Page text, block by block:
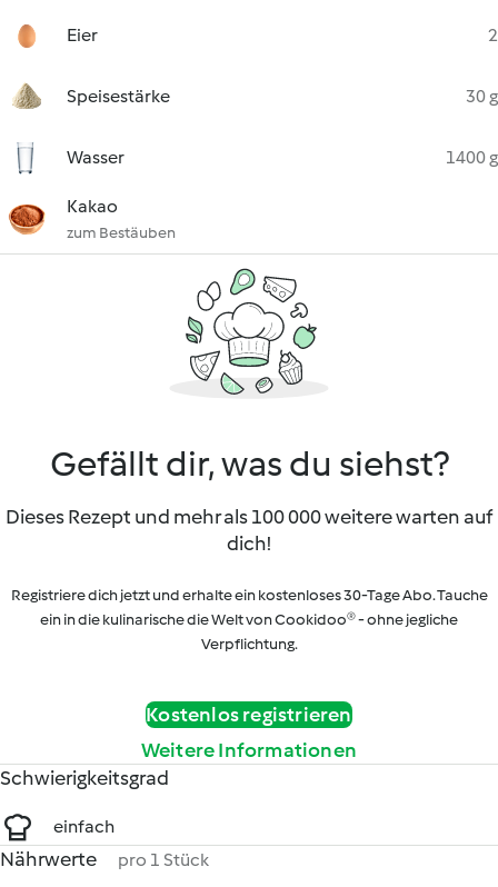
Eier 2
Speisestärke 30 g
Wasser 1400 g
Kakao
zum Bestäuben
Gefällt dir, was du siehst?
Dieses Rezept und mehr als 100 000 weitere warten auf
dich!
Registriere dich jetzt und erhalte ein kostenloses 30-Tage Abo. Tauche
ein in die kulinarische die Welt von Cookidoo® - ohne jegliche
Verpflichtung.
Kostenlos registrieren
Weitere Informationen
Schwierigkeitsgrad
einfach
Nährwerte pro 1 Stück